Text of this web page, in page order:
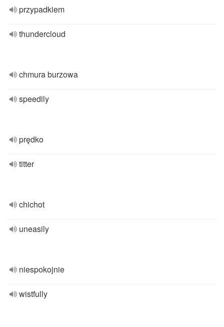
przypadkiem
thundercloud
chmura burzowa
speedily
prędko
titter
chichot
uneasily
niespokojnie
wistfully